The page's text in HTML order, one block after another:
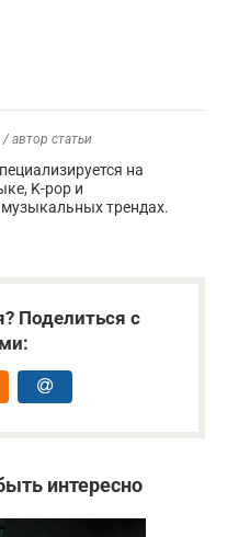
/ автор статьи
на
K-pop и
трендах.
Поделиться с
интересно